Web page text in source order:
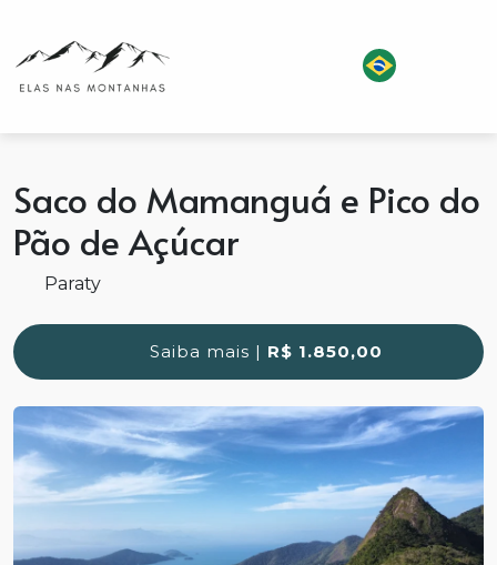
Saco do Mamanguá e Pico do
Pão de Açúcar
Paraty
Saiba mais | R$ 1.850,00